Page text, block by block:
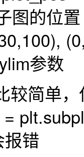
图的位
参数
较简单
错